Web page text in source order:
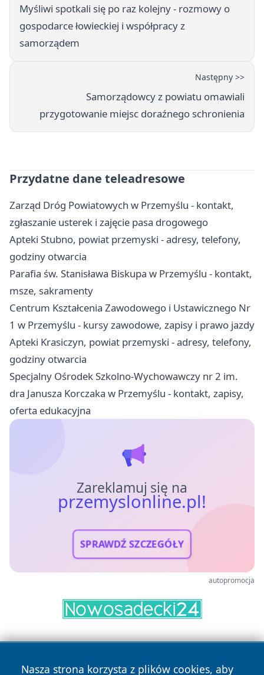
Myśliwi spotkali się po raz kolejny - rozmowy o
gospodarce łowieckiej i współpracy z
samorządem
Następny >>
Samorządowcy z powiatu omawiali
przygotowanie miejsc doraźnego schronienia
Przydatne dane teleadresowe
Zarząd Dróg Powiatowych w Przemyślu - kontakt,
zgłaszanie usterek i zajęcie pasa drogowego
Apteki Stubno, powiat przemyski - adresy, telefony,
godziny otwarcia
Parafia św. Stanisława Biskupa w Przemyślu - kontakt,
msze, sakramenty
Centrum Kształcenia Zawodowego i Ustawicznego Nr
1 w Przemyślu - kursy zawodowe, zapisy i prawo jazdy
Apteki Krasiczyn, powiat przemyski - adresy, telefony,
godziny otwarcia
Specjalny Ośrodek Szkolno-Wychowawczy nr 2 im.
dra Janusza Korczaka w Przemyślu - kontakt, zapisy,
oferta edukacyjna
Zareklamuj się na
przemyslonline.pl!
SPRAWDŹ SZCZEGÓŁY
autopromocja
Nasza strona korzysta z plików cookies, aby